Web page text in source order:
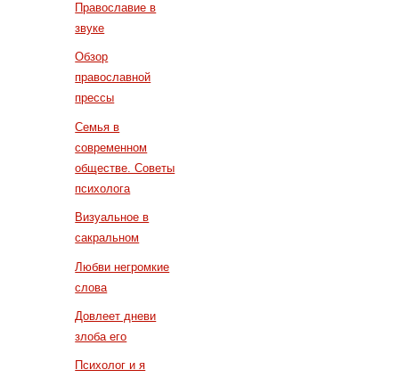
Православие в
звуке
Обзор
православной
прессы
Семья в
современном
обществе. Советы
психолога
Визуальное в
сакральном
Любви негромкие
слова
Довлеет дневи
злоба его
Психолог и я